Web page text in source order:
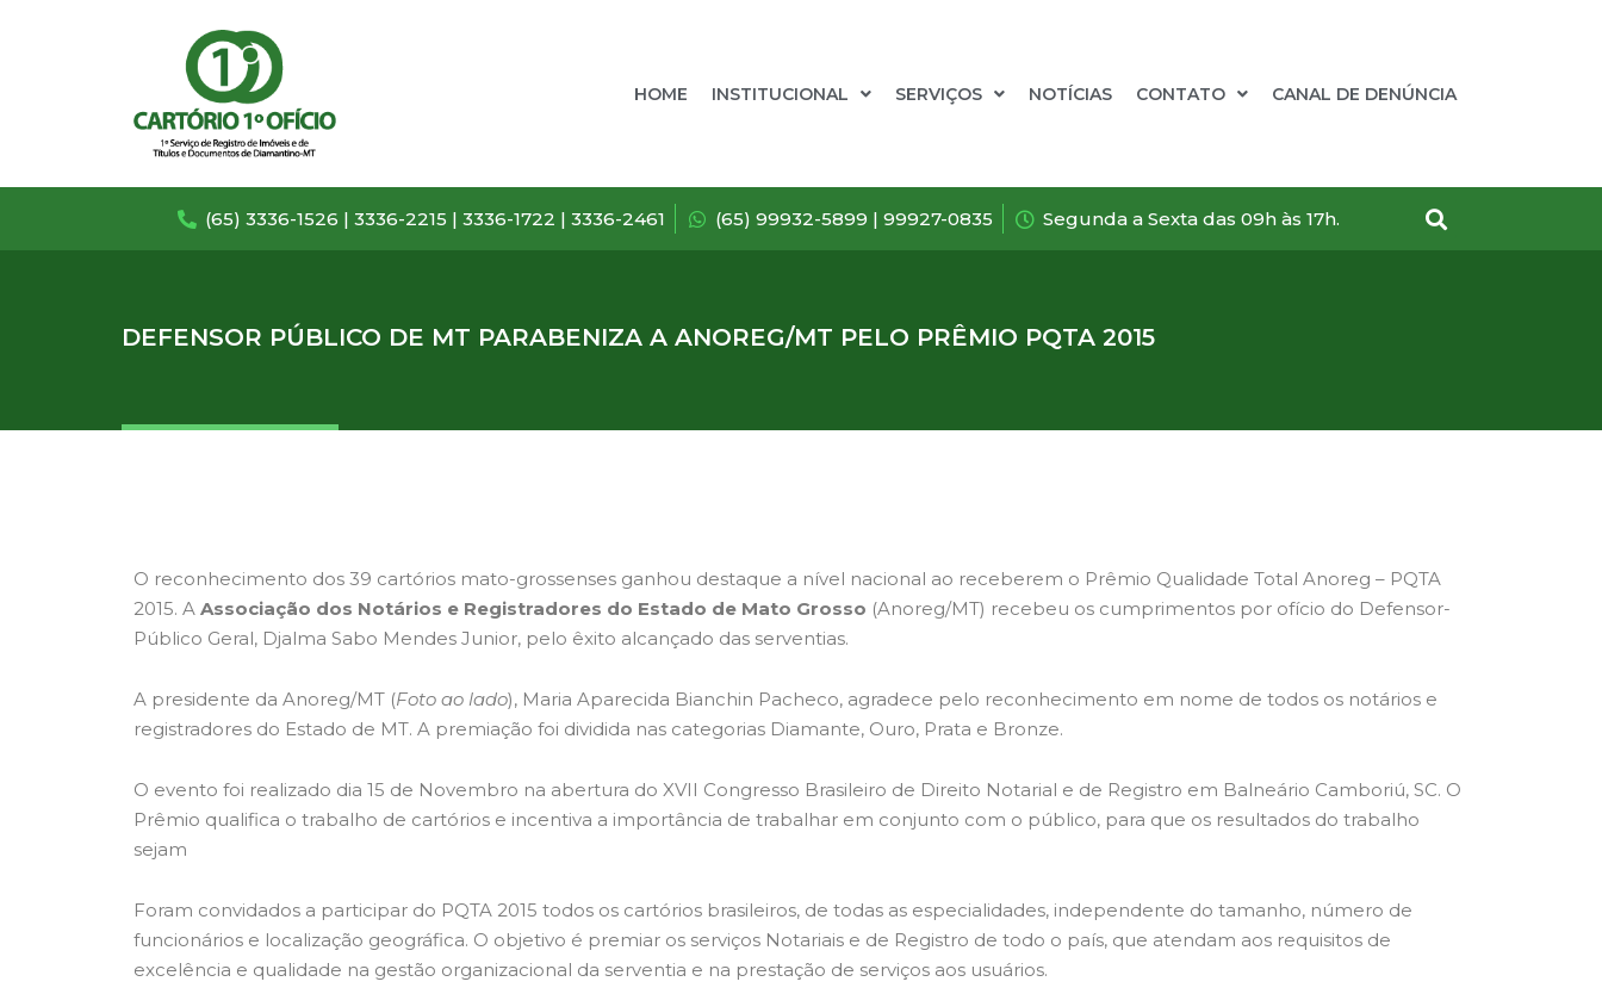
HOME INSTITUCIONAL SERVIÇOS NOTÍCIAS CONTATO CANAL DE DENÚNCIA
(65) 3336-1526 | 3336-2215 | 3336-1722 | 3336-2461 (65) 99932-5899 | 99927-0835 Segunda a Sexta das 09h às 17h.
DEFENSOR PÚBLICO DE MT PARABENIZA A ANOREG/MT PELO PRÊMIO PQTA 2015
O reconhecimento dos 39 cartórios mato-grossenses ganhou destaque a nível nacional ao receberem o Prêmio Qualidade Total Anoreg – PQTA
2015. A Associação dos Notários e Registradores do Estado de Mato Grosso (Anoreg/MT) recebeu os cumprimentos por ofício do Defensor-
Público Geral, Djalma Sabo Mendes Junior, pelo êxito alcançado das serventias.
A presidente da Anoreg/MT (Foto ao lado), Maria Aparecida Bianchin Pacheco, agradece pelo reconhecimento em nome de todos os notários e
registradores do Estado de MT. A premiação foi dividida nas categorias Diamante, Ouro, Prata e Bronze.
O evento foi realizado dia 15 de Novembro na abertura do XVII Congresso Brasileiro de Direito Notarial e de Registro em Balneário Camboriú, SC. O
Prêmio qualifica o trabalho de cartórios e incentiva a importância de trabalhar em conjunto com o público, para que os resultados do trabalho
sejam
Foram convidados a participar do PQTA 2015 todos os cartórios brasileiros, de todas as especialidades, independente do tamanho, número de
funcionários e localização geográfica. O objetivo é premiar os serviços Notariais e de Registro de todo o país, que atendam aos requisitos de
excelência e qualidade na gestão organizacional da serventia e na prestação de serviços aos usuários.